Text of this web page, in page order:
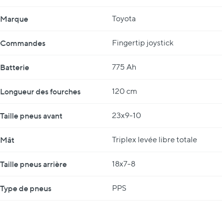
Marque Toyota
Commandes Fingertip joystick
Batterie 775 Ah
Longueur des fourches 120 cm
Taille pneus avant 23x9-10
Mât Triplex levée libre totale
Taille pneus arrière 18x7-8
Type de pneus PPS